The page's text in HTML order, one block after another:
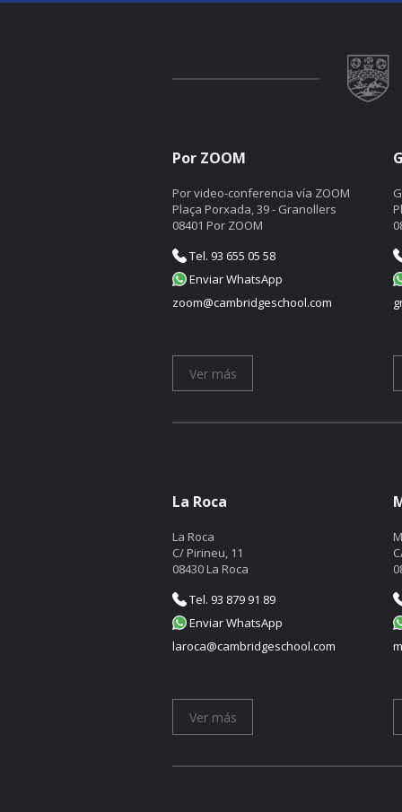
Por ZOOM
Por video-conferencia vía ZOOM
Plaça Porxada, 39 - Granollers
08401 Por ZOOM
Tel. 93 655 05 58
Enviar WhatsApp
zoom@cambridgeschool.com
Ver más
La Roca
La Roca
C/ Pirineu, 11
08430 La Roca
Tel. 93 879 91 89
Enviar WhatsApp
laroca@cambridgeschool.com
Ver más